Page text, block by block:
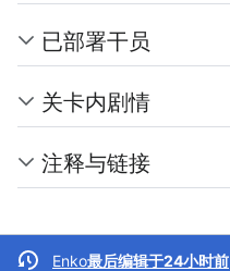
已部署干员
关卡内剧情
注释与链接
Enko最后编辑于24小时前